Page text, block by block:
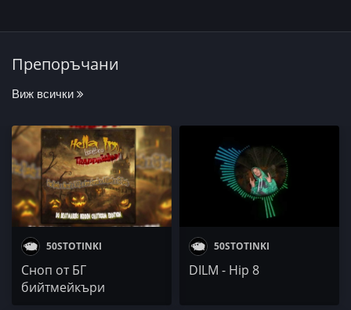
Препоръчани
Виж всички
50STOTINKI
Сноп от БГ
бийтмейкъри
50STOTINKI
DILM - Hip 8